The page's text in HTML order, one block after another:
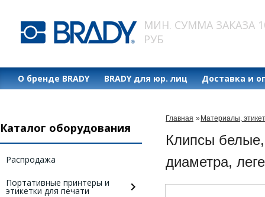
МИН. СУММА ЗАКАЗА
РУБ
О бренде BRADY BRADY для юр. лиц Доставка и
Каталог оборудования
Распродажа
Портативные принтеры и
этикетки для печати
Главная » Материалы,
Клипсы
диаметра,